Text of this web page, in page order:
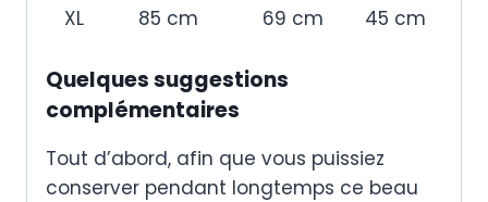
XL
85 cm 69 cm 45 cm
Quelques suggestions
complémentaires
Tout d’abord, afin que vous puissiez
conserver pendant longtemps ce beau